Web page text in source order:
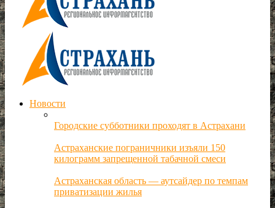
Новости
Городские субботники проходят в Астрахани
Астраханские пограничники изъяли 150
килограмм запрещенной табачной смеси
Астраханская область — аутсайдер по темпам
приватизации жилья